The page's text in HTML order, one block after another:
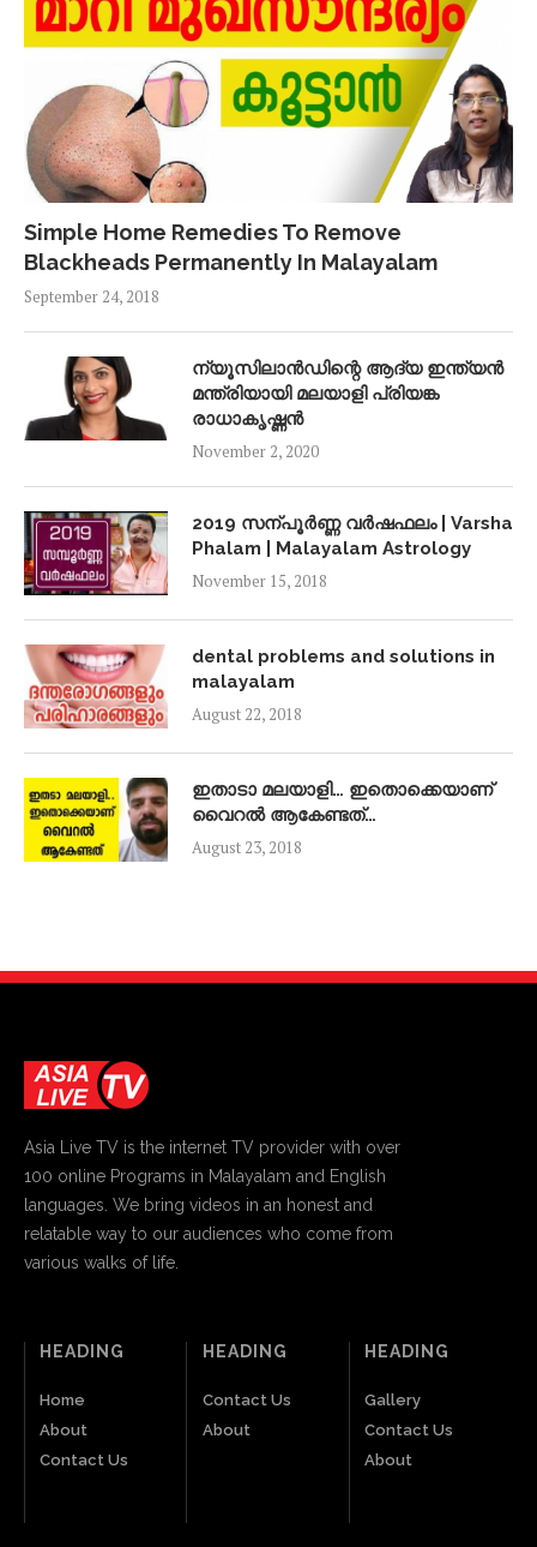
Simple Home Remedies To Remove
Blackheads Permanently In Malayalam
September 24, 2018
ന്യൂസിലാൻഡിന്റെ ആദ്യ ഇന്ത്യൻ
മന്ത്രിയായി മലയാളി പ്രിയങ്ക
രാധാകൃഷ്ണൻ
November 2, 2020
2019 സന്പൂർണ്ണ വർഷഫലം | Varsha
Phalam | Malayalam Astrology
November 15, 2018
dental problems and solutions in
malayalam
August 22, 2018
ഇതാടാ മലയാളി… ഇതൊക്കെയാണ്
വൈറൽ ആകേണ്ടത്…
August 23, 2018
Asia Live TV is the internet TV provider with over
100 online Programs in Malayalam and English
languages. We bring videos in an honest and
relatable way to our audiences who come from
various walks of life.
HEADING
Home
About
Contact Us
HEADING
Contact Us
About
HEADING
Gallery
Contact Us
About